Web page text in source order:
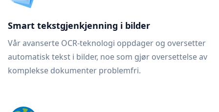
Smart tekstgjenkjenning i bilder
Vår avanserte OCR-teknologi oppdager og oversetter
automatisk tekst i bilder, noe som gjør oversettelse av
komplekse dokumenter problemfri.